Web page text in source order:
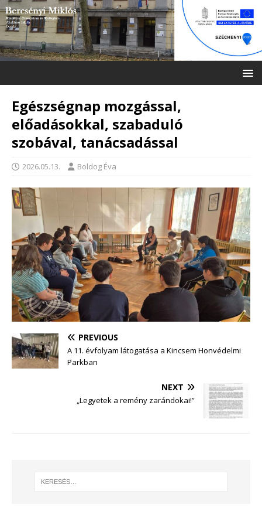
Egészségnap mozgással,
előadásokkal, szabaduló
szobával, tanácsadással
2026.05.13. Boldog Éva
PREVIOUS
A 11. évfolyam látogatása a Kincsem Honvédelmi
Parkban
NEXT
„Legyetek a remény zarándokai!”